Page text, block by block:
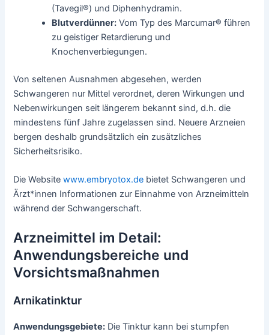
(Tavegil®) und Diphenhydramin.
Blutverdünner: Vom Typ des Marcumar® führen
zu geistiger Retardierung und
Knochenverbiegungen.
Von seltenen Ausnahmen abgesehen, werden
Schwangeren nur Mittel verordnet, deren Wirkungen und
Nebenwirkungen seit längerem bekannt sind, d.h. die
mindestens fünf Jahre zugelassen sind. Neuere Arzneien
bergen deshalb grundsätzlich ein zusätzliches
Sicherheitsrisiko.
Die Websitewww.embryotox.de bietet Schwangeren und
Ärzt*innen Informationen zur Einnahme von Arzneimitteln
während der Schwangerschaft.
Arzneimittel im Detail:
Anwendungsbereiche und
Vorsichtsmaßnahmen
Arnikatinktur
Anwendungsgebiete: Die Tinktur kann bei stumpfen